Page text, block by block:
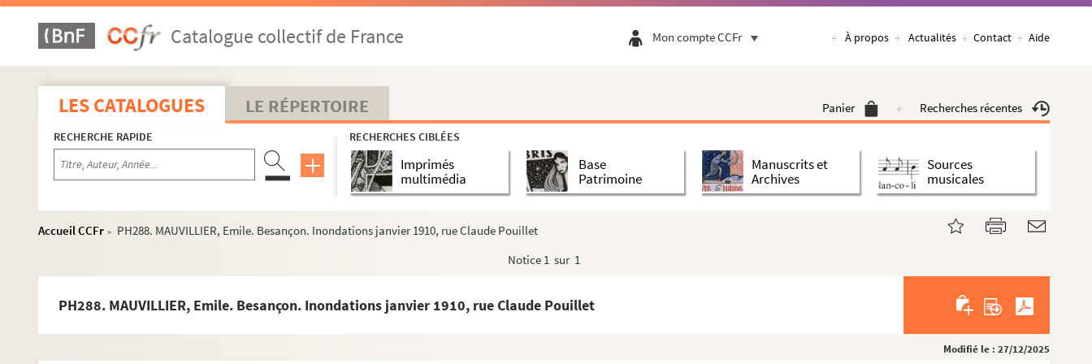
Catalogue collectif de France Mon compte CCFr À propos Actualités Contact Aide
LES CATALOGUES LE RÉPERTOIRE Panier Recherches récentes
RECHERCHE RAPIDE RECHERCHES CIBLÉES
Imprimés
multimédia
Base
Patrimoine
Manuscrits et
Archives
Sources
musicales
Accueil CCFr >
PH288. MAUVILLIER, Emile. Besançon. Inondations janvier 1910, rue Claude Pouillet
Notice 1 sur 1
PH288. MAUVILLIER, Emile. Besançon. Inondations janvier 1910, rue Claude Pouillet
Modifié le : 27/12/2025
PH260. Léon FOUR. Besançon. Démolition du bastion de Charmont. Etat des travaux, début mars 1933. N° 18
PH261. Léon FOUR. Besançon. Démolition du bastion de Charmont. Etat des travaux, 15 mars 1933. N° 19
PH262. Léon FOUR. Besançon. Démolition du bastion de Charmont. Etat des travaux, début mars 1933. N° 20
PH263. Léon FOUR. Besançon. Démolition du bastion de Charmont. Etat des travaux, fin mars 1933. N° 21
PH264. Léon FOUR. Besançon. Démolition du bastion de Charmont. Etat des travaux, 3 avril 1933. N° 22
PH265. Léon FOUR. Besançon. Démolition du bastion de Charmont. Etat des travaux, 3 avril 1933. N° 23
PH266. MAUVILLIER, Emile. Besançon. Inondations janvier 1910, place de la Révolution
PH267. MAUVILLIER, Emile. Besançon. Inondations janvier 1910, place de la Révolution [carte postale d'après...
PH271. MAUVILLIER, Emile. Besançon. Inondations janvier 1910, rue Gambetta [carte postale d'après la photo ...